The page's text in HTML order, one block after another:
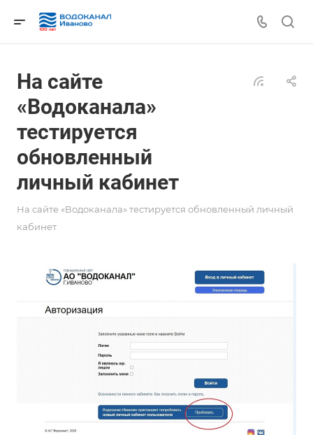
На сайте
«Водоканала»
тестируется
обновленный
личный кабинет
На сайте «Водоканала» тестируется обновленный личный
кабинет